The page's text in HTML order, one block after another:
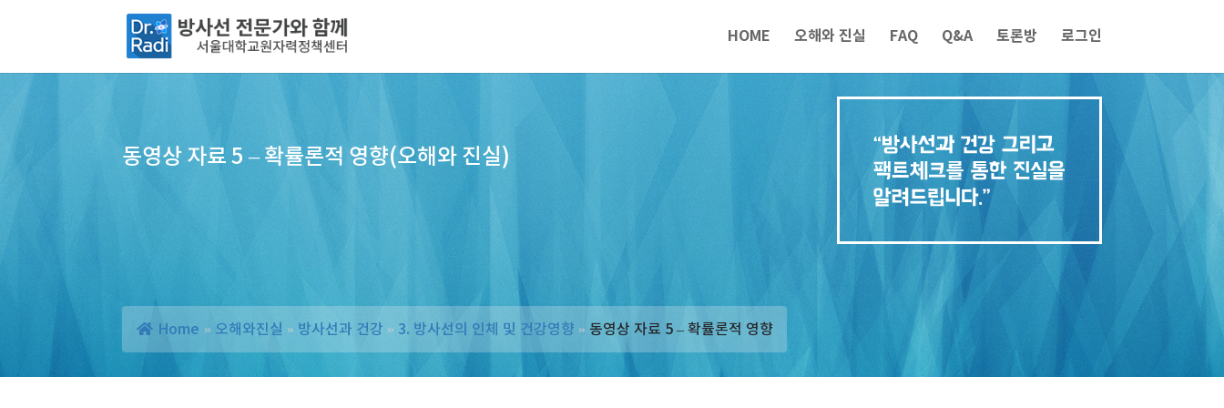
HOME 오해와 진실 FAQ Q&A 토론방 로그인
동영상 자료 5 – 확률론적 영향(오해와 진실)
Home » 오해와진실 » 방사선과 건강 » 3. 방사선의 인체 및 건강영향 » 동영상 자료 5 – 확률론적 영향